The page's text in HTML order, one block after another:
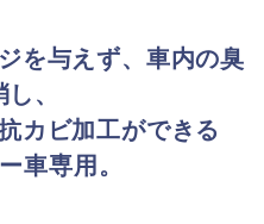
を与えず、車内の臭
、
カビ加工ができる
車専用。